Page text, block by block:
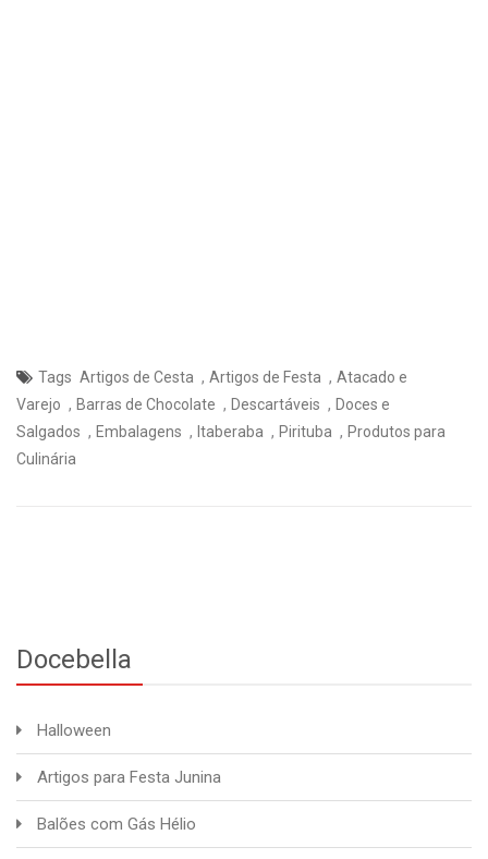
Tags Artigos de Cesta , Artigos de Festa , Atacado e
Varejo , Barras de Chocolate , Descartáveis , Doces e
Salgados , Embalagens , Itaberaba , Pirituba , Produtos para
Culinária
Docebella
Halloween
Artigos para Festa Junina
Balões com Gás Hélio